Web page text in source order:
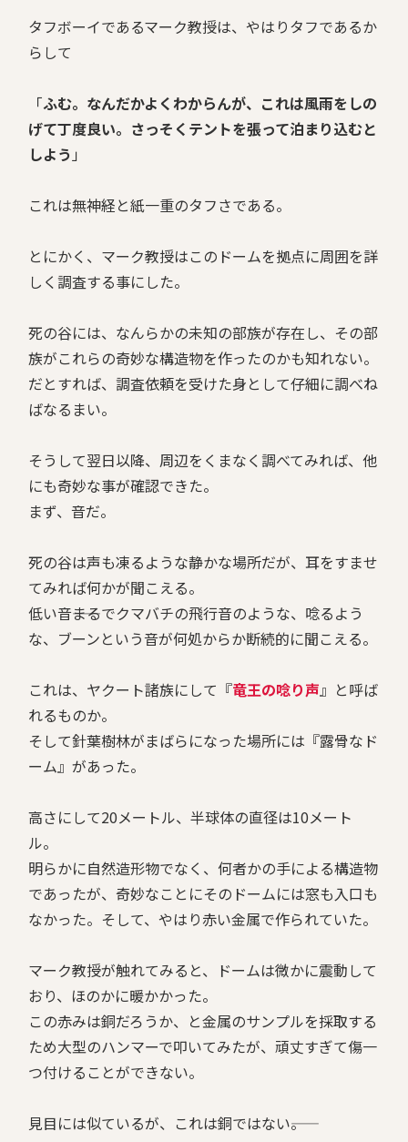
タフボーイであるマーク教授は、やはりタフであるか
らして
「ふむ。なんだかよくわからんが、これは風雨をしの
げて丁度良い。さっそくテントを張って泊まり込むと
しよう 」
これは無神経と紙一重のタフさである。
とにかく、マーク教授はこのドームを拠点に周囲を詳
しく調査する事にした。
死の谷には、なんらかの未知の部族が存在し、その部
族がこれらの奇妙な構造物を作ったのかも知れない。
だとすれば、調査依頼を受けた身として仔細に調べね
ばなるまい。
そうして翌日以降、周辺をくまなく調べてみれば、他
にも奇妙な事が確認できた。
まず、音だ。
死の谷は声も凍るような静かな場所だが、耳をすませ
てみれば何かが聞こえる。
低い音――まるでクマバチの飛行音のような、唸るよう
な、ブーンという音が何処からか断続的に聞こえる。
これは、ヤクート諸族にして『竜王の唸り声』と呼ば
れるものか。
そして針葉樹林がまばらになった場所には『露骨なド
ーム』があった。
高さにして20メートル、半球体の直径は10メート
ル。
明らかに自然造形物でなく、何者かの手による構造物
であったが、奇妙なことにそのドームには窓も入口も
なかった。そして、やはり赤い金属で作られていた。
マーク教授が触れてみると、ドームは微かに震動して
おり、ほのかに暖かかった。
この赤みは銅だろうか、と金属のサンプルを採取する
ため大型のハンマーで叩いてみたが、頑丈すぎて傷一
つ付けることができない。
見目には似ているが、これは銅ではない――。